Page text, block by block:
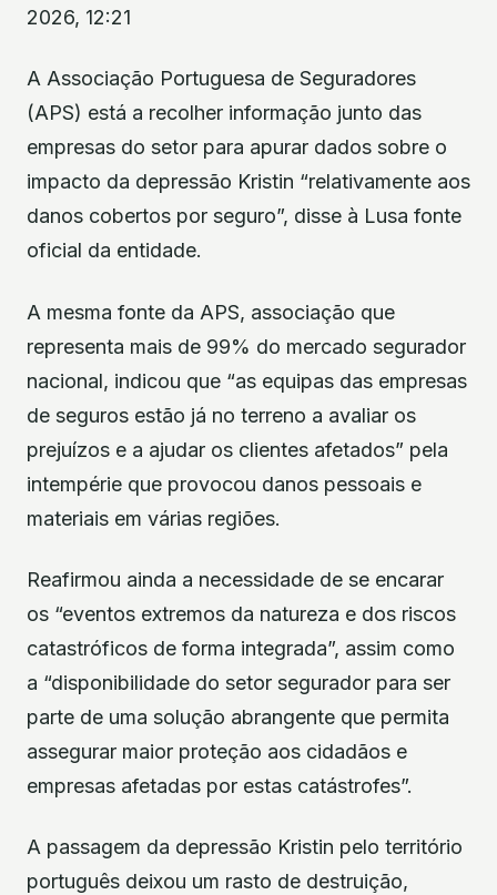
2026, 12:21
A Associação Portuguesa de Seguradores
(APS) está a recolher informação junto das
empresas do setor para apurar dados sobre o
impacto da depressão Kristin “relativamente aos
danos cobertos por seguro”, disse à Lusa fonte
oficial da entidade.
A mesma fonte da APS, associação que
representa mais de 99% do mercado segurador
nacional, indicou que “as equipas das empresas
de seguros estão já no terreno a avaliar os
prejuízos e a ajudar os clientes afetados” pela
intempérie que provocou danos pessoais e
materiais em várias regiões.
Reafirmou ainda a necessidade de se encarar
os “eventos extremos da natureza e dos riscos
catastróficos de forma integrada”, assim como
a “disponibilidade do setor segurador para ser
parte de uma solução abrangente que permita
assegurar maior proteção aos cidadãos e
empresas afetadas por estas catástrofes”.
A passagem da depressão Kristin pelo território
português deixou um rasto de destruição,